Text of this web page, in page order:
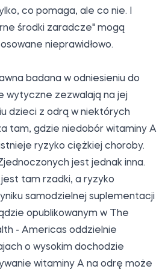
co pomaga, ale co nie. I
środki zaradcze" mogą
nieprawidłowo.
badana w odniesieniu do
wytyczne zezwalają na jej
dzieci z odrą w niektórych
tam, gdzie niedobór witaminy A
ryzyko ciężkiej choroby.
jest jednak inna.
tam rzadki, a ryzyko
samodzielnej suplementacji
opublikowanym w The
- Americas oddzielnie
o wysokim dochodzie
witaminy A na odrę może